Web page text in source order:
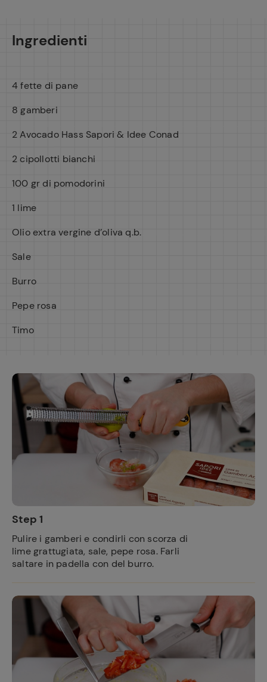
Ingredienti
4 fette di pane
8 gamberi
2 Avocado Hass Sapori & Idee Conad
2 cipollotti bianchi
100 gr di pomodorini
1 lime
Olio extra vergine d’oliva q.b.
Sale
Burro
Pepe rosa
Timo
Step 1
Pulire i gamberi e condirli con scorza di
lime grattugiata, sale, pepe rosa. Farli
saltare in padella con del burro.